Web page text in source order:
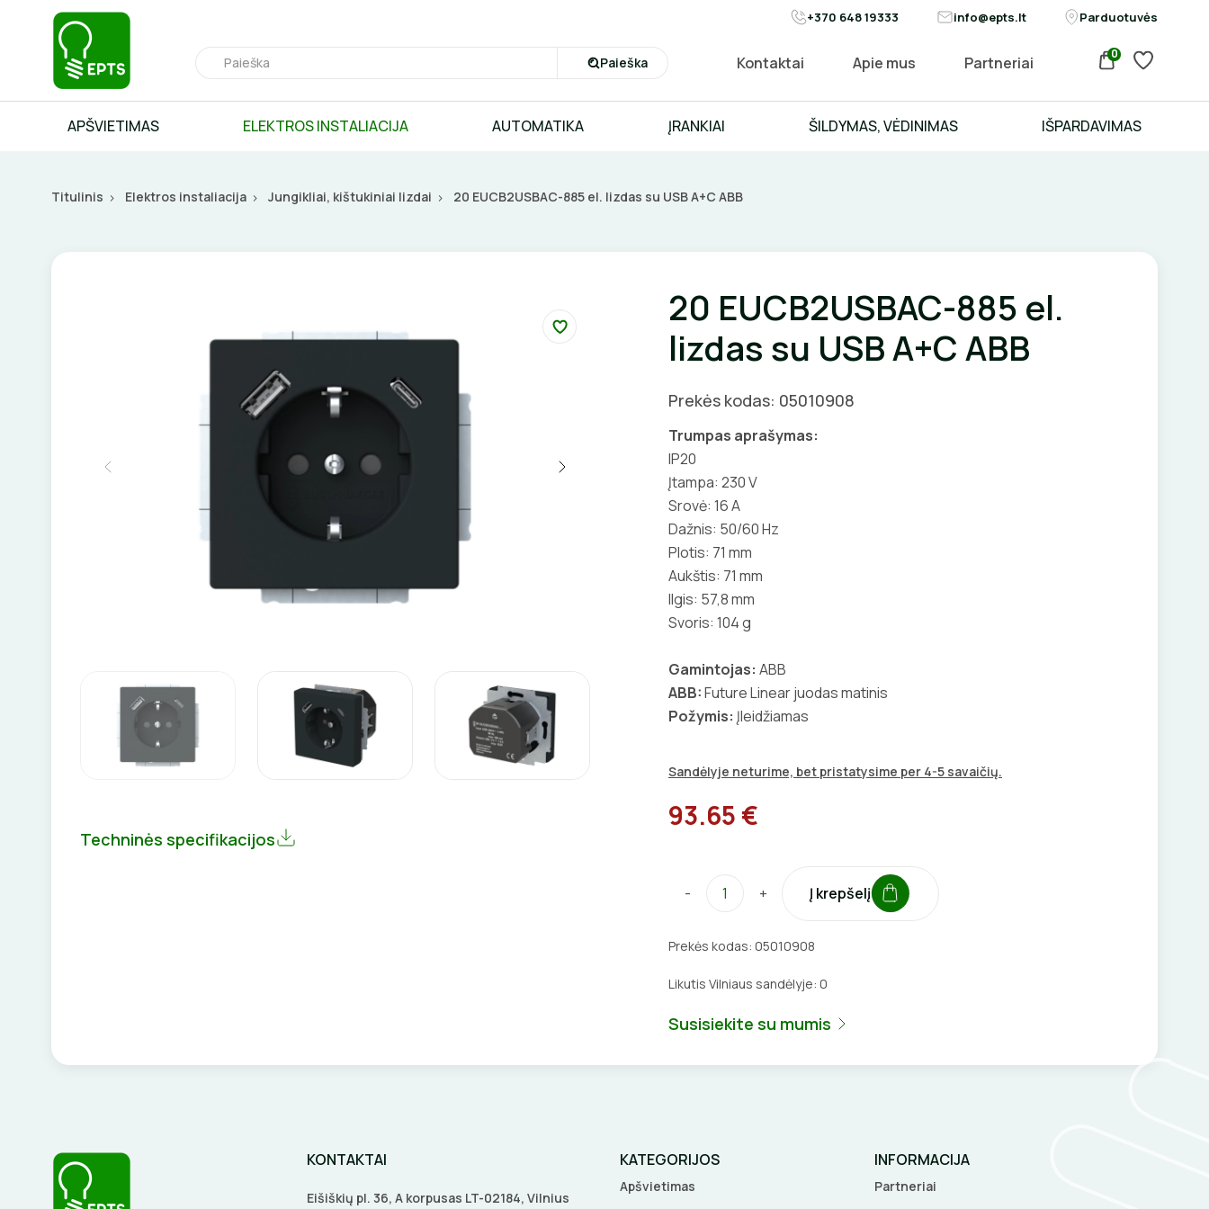
+370 648 19333 info@epts.lt Parduotuvės
Paieška Kontaktai Apie mus Partneriai 0
APŠVIETIMAS ELEKTROS INSTALIACIJA AUTOMATIKA ĮRANKIAI ŠILDYMAS, VĖDINIMAS IŠPARDAVIMAS
Titulinis Elektros instaliacija Jungikliai, kištukiniai lizdai 20 EUCB2USBAC-885 el. lizdas su USB A+C ABB
Techninės specifikacijos
20 EUCB2USBAC-885 el.
lizdas su USB A+C ABB
Prekės kodas: 05010908
Trumpas aprašymas:
IP20
Įtampa: 230 V
Srovė: 16 A
Dažnis: 50/60 Hz
Plotis: 71 mm
Aukštis: 71 mm
Ilgis: 57,8 mm
Svoris: 104 g
Gamintojas: ABB
ABB:Future Linear juodas matinis
Požymis: Įleidžiamas
Sandėlyje neturime, bet pristatysime per 4-5 savaičių.
93.65 €
- + Į krepšelį
Prekės kodas: 05010908
Likutis Vilniaus sandėlyje: 0
Susisiekite su mumis
KONTAKTAI
Eišiškių pl. 36, A korpusas LT-02184, Vilnius
KATEGORIJOS
Apšvietimas
INFORMACIJA
Partneriai